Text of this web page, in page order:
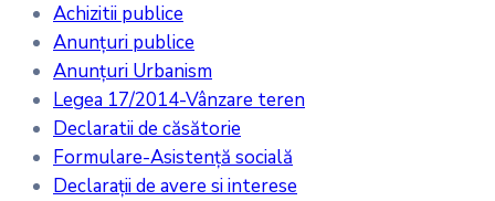
Achizitii publice
Anunțuri publice
Anunțuri Urbanism
Legea 17/2014-Vânzare teren
Declaratii de căsătorie
Formulare-Asistență socială
Declarații de avere si interese